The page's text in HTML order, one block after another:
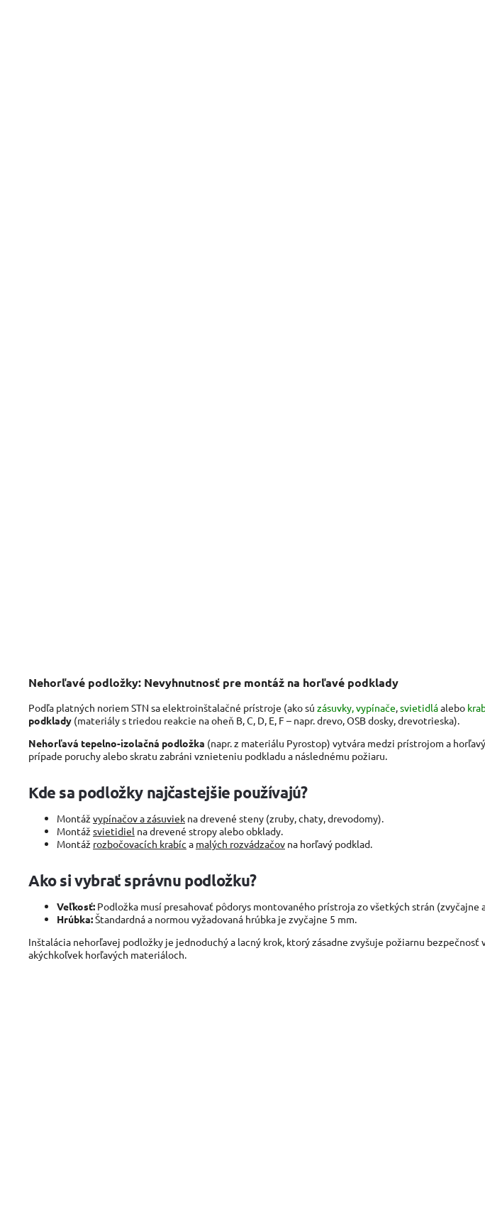
Nehorľavé podložky: Nevyhnutnosť pre montáž na horľavé podklady
Podľa platných noriem STN sa elektroinštalačné prístroje (ako sú zásuvky, vypínače,svietidláalebo
podklady (materiály s triedou reakcie na oheň B, C, D, E, F – napr. drevo, OSB dosky, drevotrieska).
Nehorľavá tepelno-izolačná podložka (napr. z materiálu Pyrostop) vytvára medzi prístrojom a
prípade poruchy alebo skratu zabráni vznieteniu podkladu a následnému požiaru.
Kde sa podložky najčastejšie používajú?
Montáž vypínačov a zásuviek na drevené steny (zruby, chaty, drevodomy).
Montáž svietidiel na drevené stropy alebo obklady.
Montáž rozbočovacích krabíc a malých rozvádzačov na horľavý podklad.
Ako si vybrať správnu podložku?
Veľkosť: Podložka musí presahovať pôdorys montovaného prístroja zo všetkých strán (zvyčajne
Hrúbka:Štandardná a normou vyžadovaná hrúbka je zvyčajne 5 mm.
Inštalácia nehorľavej podložky je jednoduchý a lacný krok, ktorý zásadne zvyšuje požiarnu
akýchkoľvek horľavých materiáloch.